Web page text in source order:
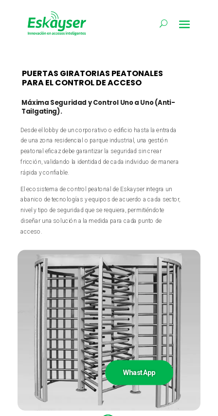
PUERTAS GIRATORIAS PEATONALES
PARA EL CONTROL DE ACCESO
Máxima Seguridad y Control Uno a Uno (Anti-
Tailgating).
Desde el lobby de un corporativo o edificio hasta la entrada
de una zona residencial o parque industrial, una gestión
peatonal eficaz debe garantizar la seguridad sin crear
fricción, validando la identidad de cada individuo de manera
rápida y confiable.
El ecosistema de control peatonal de Eskayser integra un
abanico de tecnologías y equipos de acuerdo a cada sector,
nivel y tipo de seguridad que se requiera, permitiéndote
diseñar una solución a la medida para cada punto de
acceso.
WhastApp
Desarrollamos e Instalamos
¡Tranquilidad y Control Peatonal!